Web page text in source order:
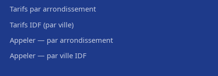
Tarifs par arrondissement
Tarifs IDF (par ville)
Appeler — par arrondissement
Appeler — par ville IDF